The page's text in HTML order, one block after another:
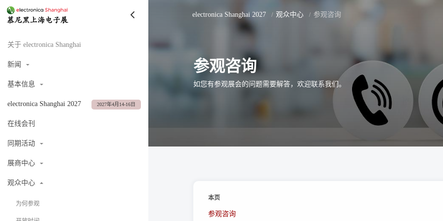
关于 electronica Shanghai
新闻
基本信息
electronica Shanghai 2027 2027年4月14-16日
在线会刊
同期活动
展商中心
观众中心
为何参观
参观咨询
如您有参观展会的问题需要解答，欢迎联系我们。
electronica Shanghai 2027 观众中心 参观咨询
本页
参观咨询